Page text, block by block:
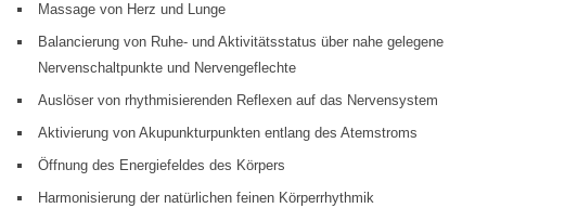
Massage von Herz und Lunge
Balancierung von Ruhe- und Aktivitätsstatus über nahe gelegene
Nervenschaltpunkte und Nervengeflechte
Auslöser von rhythmisierenden Reflexen auf das Nervensystem
Aktivierung von Akupunkturpunkten entlang des Atemstroms
Öffnung des Energiefeldes des Körpers
Harmonisierung der natürlichen feinen Körperrhythmik